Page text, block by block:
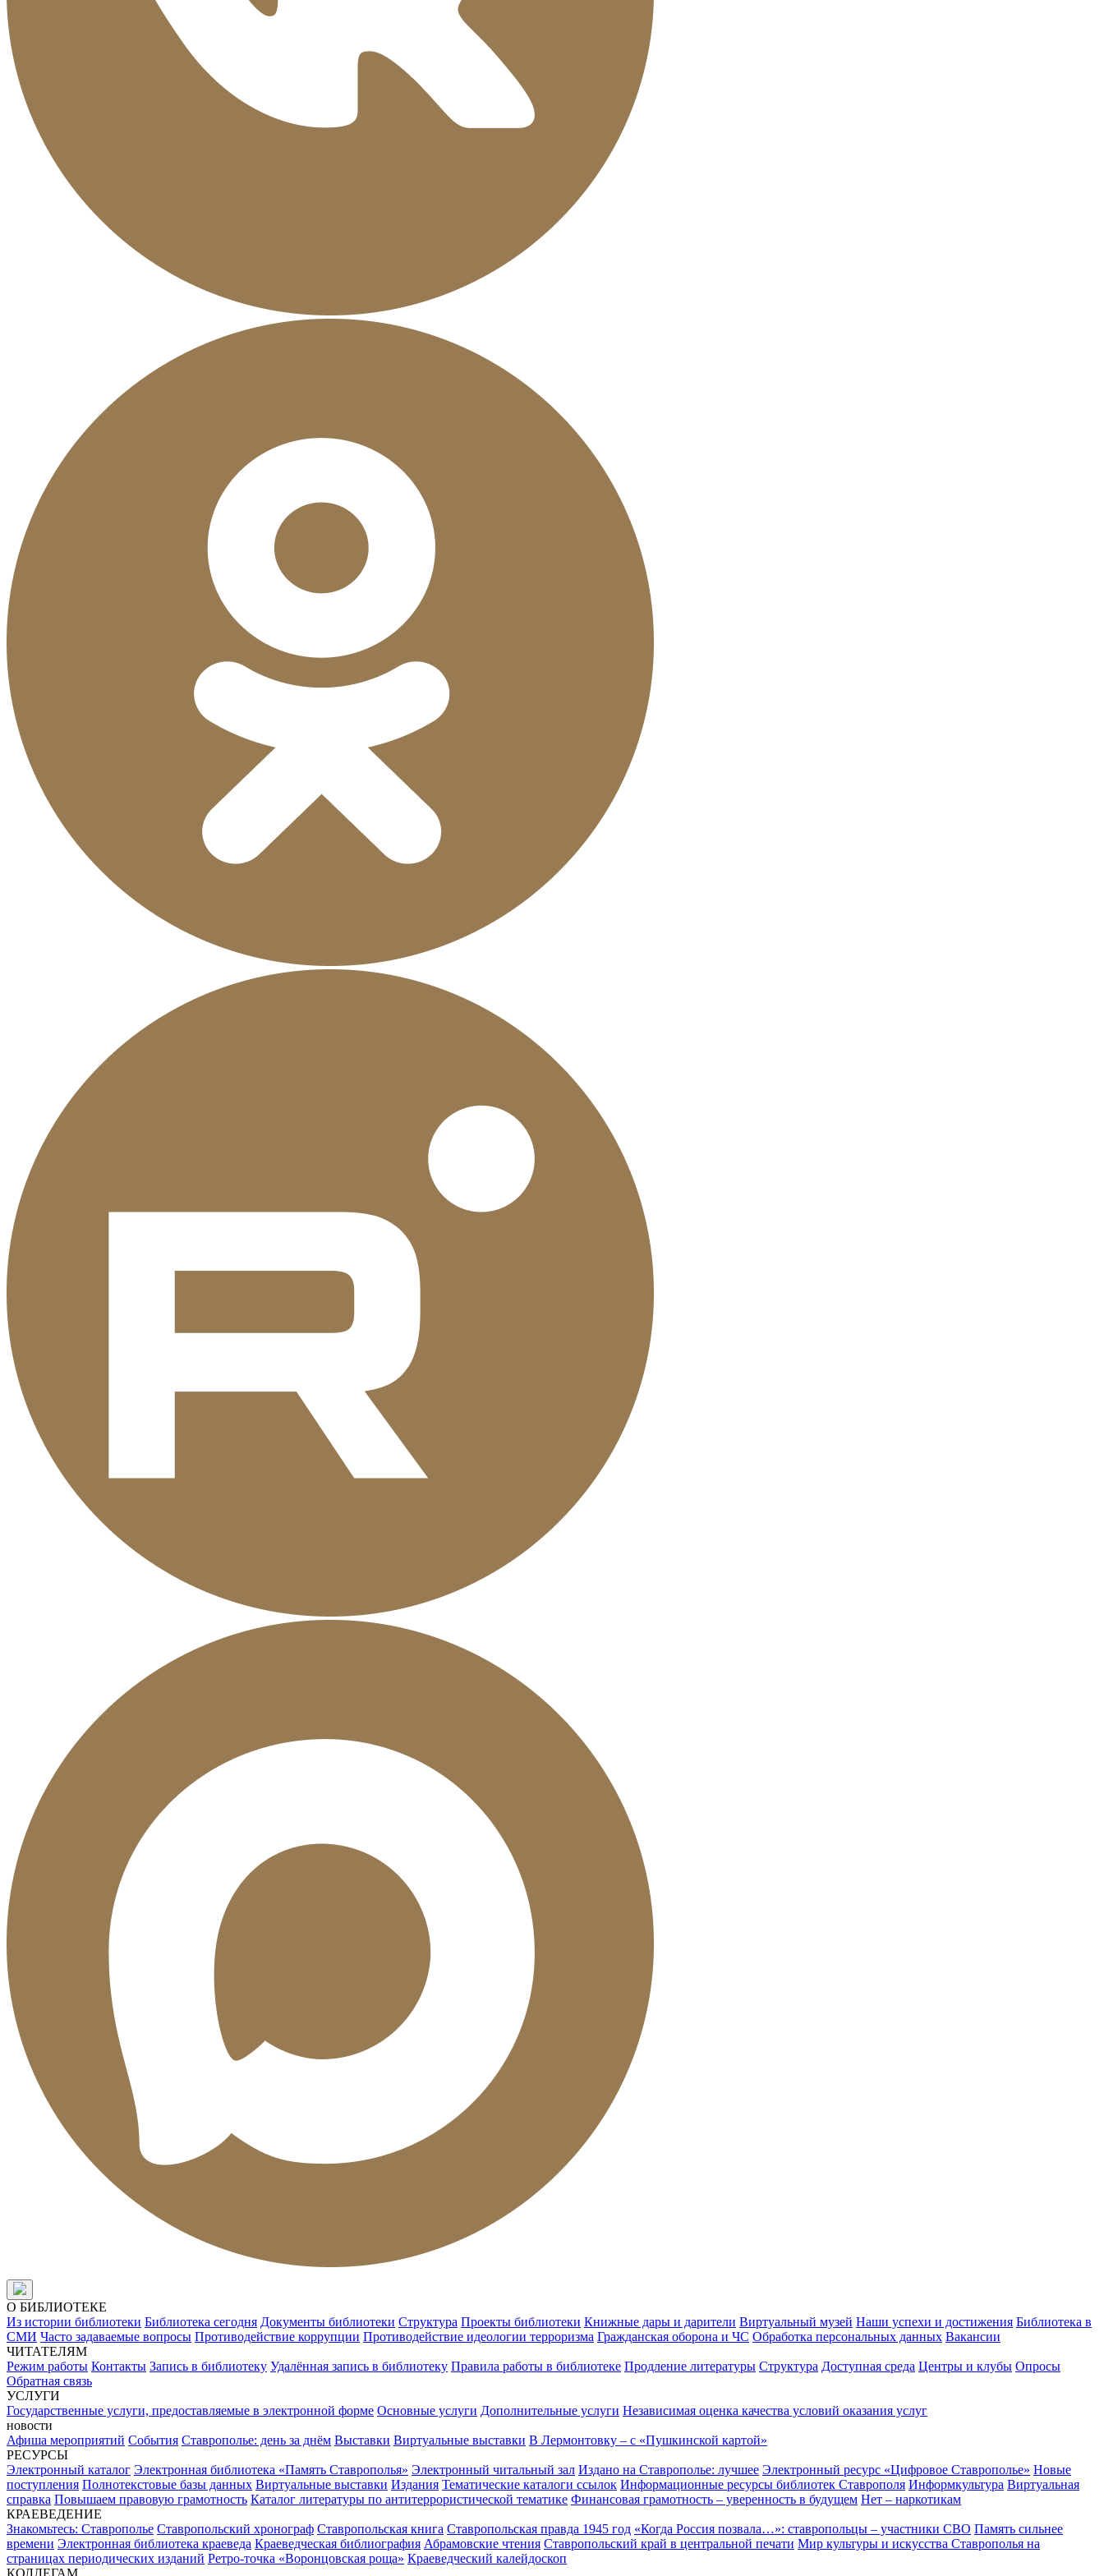
О БИБЛИОТЕКЕ
Из истории библиотеки Библиотека сегодня Документы библиотеки Структура Проекты библиотеки Книжные дары и дарители Виртуальный музей Наши успехи и достижения Библиотека в
СМИ Часто задаваемые вопросы Противодействие коррупции Противодействие идеологии терроризма Гражданская оборона и ЧС Обработка персональных данных Вакансии
ЧИТАТЕЛЯМ
Режим работы Контакты Запись в библиотеку Удалённая запись в библиотеку Правила работы в библиотеке Продление литературы Структура Доступная среда Центры и клубы Опросы
Обратная связь
УСЛУГИ
Государственные услуги, предоставляемые в электронной форме Основные услуги Дополнительные услуги Независимая оценка качества условий оказания услуг
новости
Афиша мероприятий События Ставрополье: день за днём Выставки Виртуальные выставки В Лермонтовку – с «Пушкинской картой»
РЕСУРСЫ
Электронный каталог Электронная библиотека «Память Ставрополья» Электронный читальный зал Издано на Ставрополье: лучшее Электронный ресурс «Цифровое Ставрополье» Новые
поступления Полнотекстовые базы данных Виртуальные выставки Издания Тематические каталоги ссылок Информационные ресурсы библиотек Ставрополя Информкультура Виртуальная
справка Повышаем правовую грамотность Каталог литературы по антитеррористической тематике Финансовая грамотность – уверенность в будущем Нет – наркотикам
КРАЕВЕДЕНИЕ
Знакомьтесь: Ставрополье Ставропольский хронограф Ставропольская книга Ставропольская правда 1945 год «Когда Россия позвала…»: ставропольцы – участники СВО Память сильнее
времени Электронная библиотека краеведа Краеведческая библиография Абрамовские чтения Ставропольский край в центральной печати Мир культуры и искусства Ставрополья на
страницах периодических изданий Ретро-точка «Воронцовская роща» Краеведческий калейдоскоп
КОЛЛЕГАМ